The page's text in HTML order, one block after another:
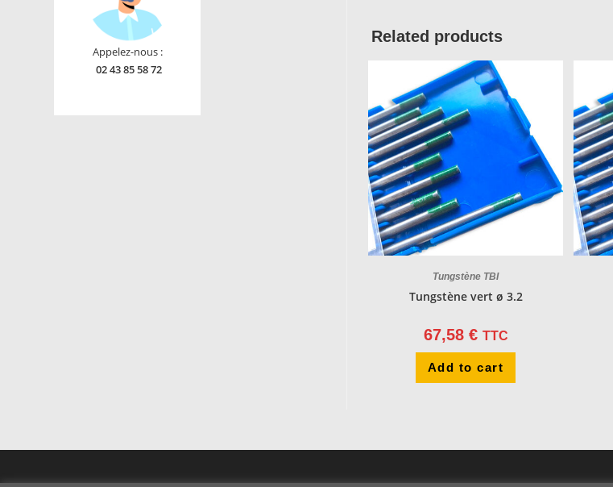
Related products
Tungstène TBI
Tungstène vert ø 3.2
67,58 € TTC
Add to cart
Appelez-nous :
02 43 85 58 72